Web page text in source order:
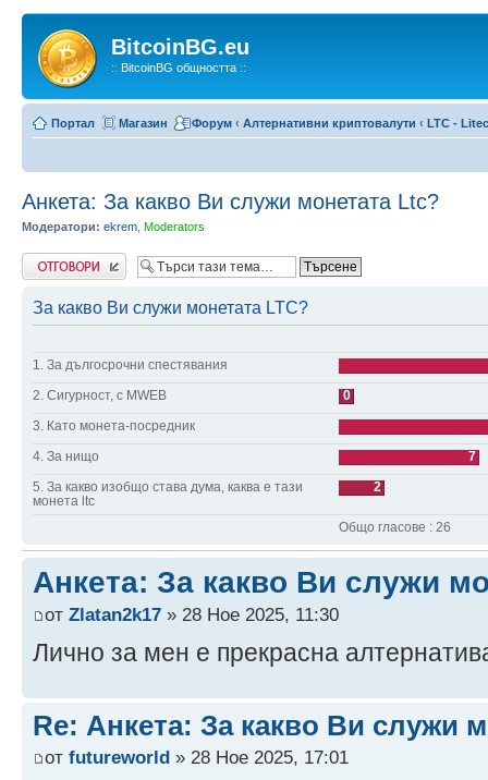
BitcoinBG.eu
:: BitcoinBG общността ::
Портал Магазин Форум ‹ Алтернативни криптовалути ‹ LTC -
Анкета: За какво Ви служи монетата Ltc?
Модератори: ekrem Moderators
Напиши коментар
За какво Ви служи монетата LTC?
1. За дългосрочни спестявания
2. Сигурност, с MWEB
0
3. Като монета-посредник
4. За нищо
7
5. За какво изобщо става дума, каква е тази
монета ltc
2
Общо гласове : 26
Анкета: За какво Ви служи
от Zlatan2k17 » 28 Ное 2025, 11:30
Лично за мен е прекрасна
Re: Анкета: За какво Ви служи
от futureworld » 28 Ное 2025, 17:01